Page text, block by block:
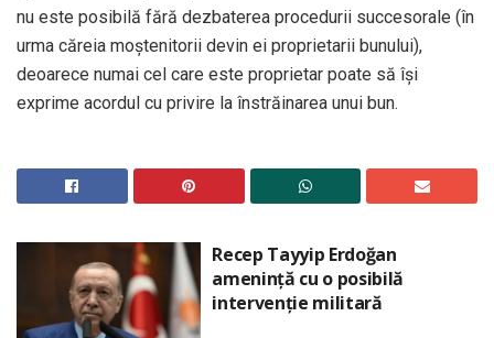
nu este posibilă fără dezbaterea procedurii succesorale (în
urma căreia moștenitorii devin ei proprietarii bunului),
deoarece numai cel care este proprietar poate să își
exprime acordul cu privire la înstrăinarea unui bun.
Recep Tayyip Erdoğan
amenință cu o posibilă
intervenție militară